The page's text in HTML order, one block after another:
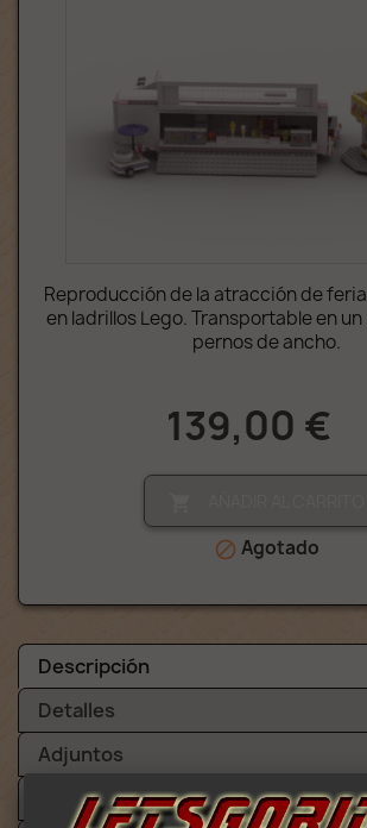
Reproducción de la atracción de
en ladrillos Lego. Transportable en
pernos de ancho.
139,00 €
 Agotado
Descripción
Detalles
Adjuntos
Video